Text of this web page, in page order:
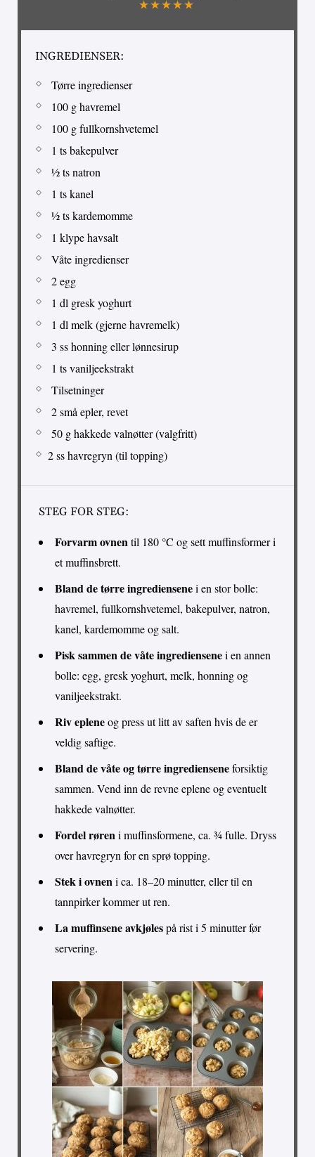
INGREDIENSER:
Tørre ingredienser
100 g havremel
100 g fullkornshvetemel
1 ts bakepulver
½ ts natron
1 ts kanel
½ ts kardemomme
1 klype havsalt
Våte ingredienser
2 egg
1 dl gresk yoghurt
1 dl melk (gjerne havremelk)
3 ss honning eller lønnesirup
1 ts vaniljeekstrakt
Tilsetninger
2 små epler, revet
50 g hakkede valnøtter (valgfritt)
2 ss havregryn (til topping)
STEG FOR STEG:
Forvarm ovnentil 180 °C og sett muffinsformer i
et muffinsbrett.
Bland de tørre ingrediensenei en stor bolle:
havremel, fullkornshvetemel, bakepulver, natron,
kanel, kardemomme og salt.
Pisk sammen de våte ingrediensenei en annen
bolle: egg, gresk yoghurt, melk, honning og
vaniljeekstrakt.
Riv epleneog press ut litt av saften hvis de er
veldig saftige.
Bland de våte og tørre ingredienseneforsiktig
sammen. Vend inn de revne eplene og eventuelt
hakkede valnøtter.
Fordel røreni muffinsformene, ca. ¾ fulle. Dryss
over havregryn for en sprø topping.
Stek i ovneni ca. 18–20 minutter, eller til en
tannpirker kommer ut ren.
La muffinsene avkjølespå rist i 5 minutter før
servering.